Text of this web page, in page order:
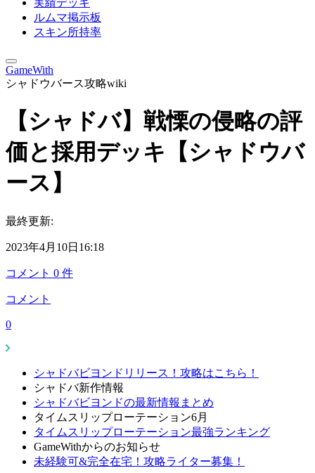
実績デッキ
ルムマ掲示板
スキン所持率
GameWith
シャドウバース攻略wiki
【シャドバ】戦慄の侵略の評
価と採用デッキ【シャドウバ
ース】
最終更新:
2023年4月10日16:18
コメント 0 件
コメント
0
シャドバビヨンドリリース！攻略はこちら！
シャドバ新作情報
シャドバビヨンドの最新情報まとめ
タイムスリップローテーション6月
タイムスリップローテーション最強ランキング
GameWithからのお知らせ
未経験可&完全在宅！攻略ライター募集！